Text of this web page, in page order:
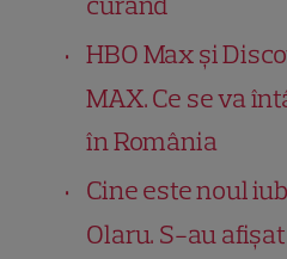
HBO Max și
MAX. Ce se va
în România
Cine este noul
Olaru. S-au